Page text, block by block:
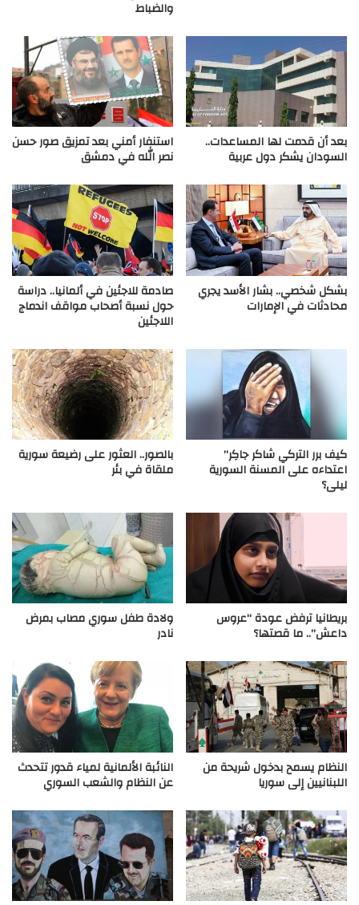
والضباط
بعد أن قدمت لها المساعدات..
السودان يشكر دول عربية
استنفار أمني بعد تمزيق صور حسن
نصر الله في دمشق
بشكل شخصي.. بشار الأسد يجري
محادثات في الإمارات
صادمة للاجئين في ألمانيا.. دراسة
حول نسبة أصحاب مواقف اندماج
اللاجئين
كيف برر التركي شاكر جاكِر”
اعتداءه على المسنة السورية
ليلى؟
بالصور.. العثور على رضيعة سورية
ملقاة في بئر
بريطانيا ترفض عودة “عروس
داعش”.. ما قصتها؟
ولادة طفل سوري مصاب بمرض
نادر
النظام يسمح بدخول شريحة من
اللبنانيين إلى سوريا
النائبة الألمانية لمياء قدور تتحدث
عن النظام والشعب السوري